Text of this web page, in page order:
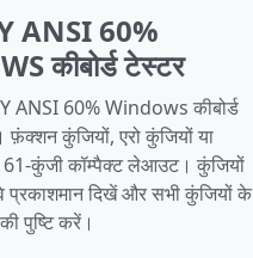
ANSI 60%
कीबोर्ड टेस्टर
ANSI 60% Windows कीबोर्ड
फ़ंक्शन कुंजियों, एरो कुंजियों या
61-कुंजी कॉम्पैक्ट लेआउट। कुंजियों
प्रकाशमान दिखें और सभी कुंजियों के
पुष्टि करें।